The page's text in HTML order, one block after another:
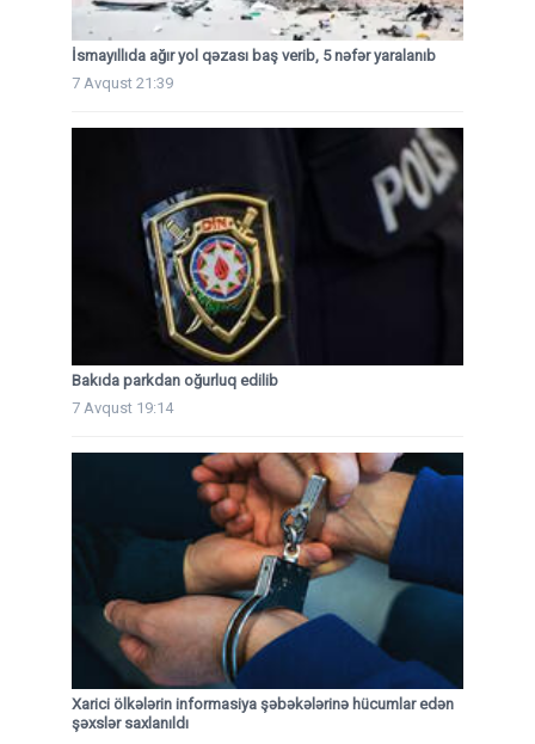
İsmayıllıda ağır yol qəzası baş verib, 5 nəfər yaralanıb
7 Avqust 21:39
Bakıda parkdan oğurluq edilib
7 Avqust 19:14
Xarici ölkələrin informasiya şəbəkələrinə hücumlar edən
şəxslər saxlanıldı